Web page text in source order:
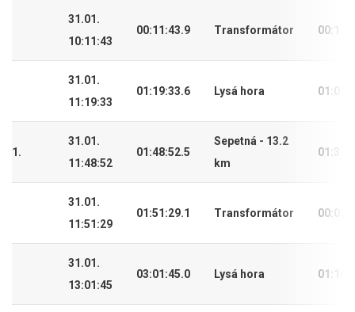
31.01.
10:11:43
00:11:43.9 Transformátor
31.01.
11:19:33
01:19:33.6 Lysá hora
1.
31.01.
11:48:52
01:48:52.5
Sepetná - 13.2
km
31.01.
11:51:29
01:51:29.1 Transformátor
31.01.
13:01:45
03:01:45.0 Lysá hora